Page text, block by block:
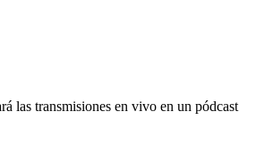
las transmisiones en vivo en un pódcast